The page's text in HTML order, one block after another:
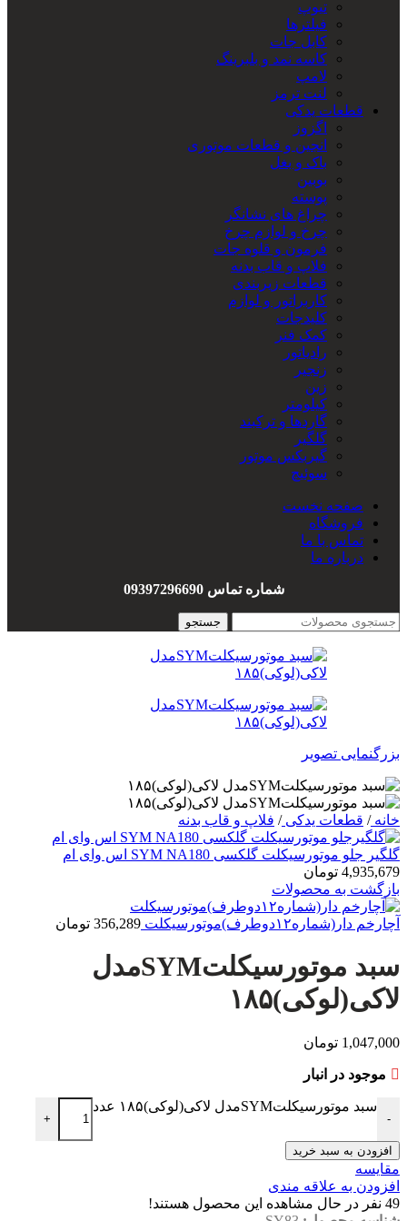
تیوپ
فیلترها
کابل جات
کاسه نمد و بلبرینگ
لامپ
لنت ترمز
قطعات یدکی
اگزوز
انجین و قطعات موتوری
باک و بغل
بوبین
پوسته
چراغ های نشانگر
چرخ و لوازم چرخ
فرمون و قلوه جات
فلاپ و قاب بدنه
قطعات زیربندی
کاربراتور و لوازم
کلیدجات
کمک فنر
رادیاتور
زنجیر
زین
کیلومتر
گاردها و ترکبند
گلگیر
گیربکس موتور
سوئیچ
هندل
واشربندی
صفحه نخست
فروشگاه
تماس با ما
درباره ما
شماره تماس 09397296690
جستجو
بزرگنمایی تصویر
خانه/ قطعات یدکی/ فلاپ و قاب بدنه
گلگیر جلو موتورسیکلت گلکسی SYM NA180 اس وای ام
4,935,679 تومان
بازگشت به محصولات
آچارخم دار(شماره۱۲دوطرف)موتورسیکلت 356,289 تومان
سبد موتورسیکلتSYMمدل
لاکی(لوکی)۱۸۵
1,047,000 تومان
موجود در انبار
-
سبد موتورسیکلتSYMمدل لاکی(لوکی)۱۸۵ عدد
+
افزودن به سبد خرید
مقایسه
افزودن به علاقه مندی
49 نفر در حال مشاهده این محصول هستند!